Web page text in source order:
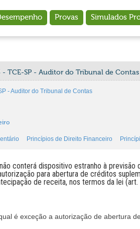
Provas Simulados
- TCE-SP - Auditor do Tribunal de Contas
- Auditor do Tribunal de Contas
Princípios de Direito Financeiro
conterá dispositivo estranho à
para abertura de créditos
de receita, nos termos da lei
é exceção a autorização de abertura